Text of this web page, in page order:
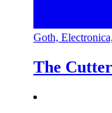
Goth,
The Cutter